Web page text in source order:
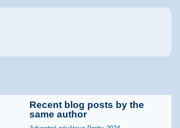
Recent blog posts by the
same author